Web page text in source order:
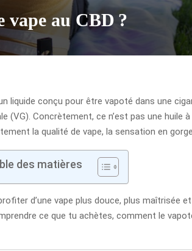
vape au CBD ?
liquide conçu pour être vapoté dans une
Concrètement, ce n’est pas une huile
la qualité de vape, la sensation en
des matières
d’une vape plus douce, plus maîtrisée
ce que tu achètes, comment le